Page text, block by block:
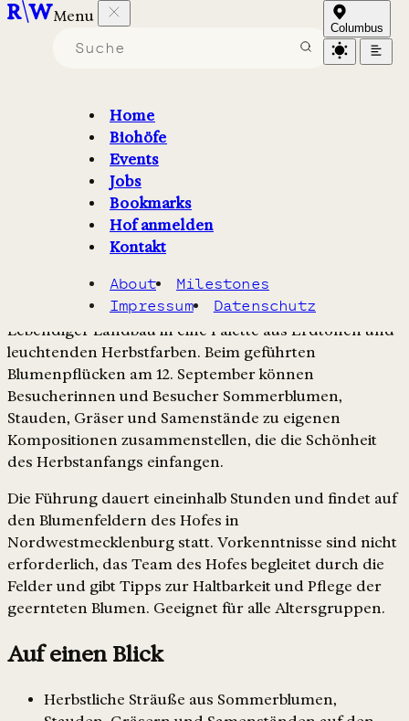
Menu
Home
Biohöfe
Events
Jobs
Bookmarks
Hof anmelden
Kontakt
About
Milestones
Impressum
Datenschutz
Columbus
Lebendiger Landbau
Herbstliche Sträuße
Sa., 12. September 2026 / 10:00 - 11:30
Google Calendar Apple Calendar
Über die Veranstaltung
Im September verwandeln sich die Felder von
Lebendiger Landbau in eine Palette aus Erdtönen und
leuchtenden Herbstfarben. Beim geführten
Blumenpflücken am 12. September können
Besucherinnen und Besucher Sommerblumen,
Stauden, Gräser und Samenstände zu eigenen
Kompositionen zusammenstellen, die die Schönheit
des Herbstanfangs einfangen.
Die Führung dauert eineinhalb Stunden und findet auf
den Blumenfeldern des Hofes in
Nordwestmecklenburg statt. Vorkenntnisse sind nicht
erforderlich, das Team des Hofes begleitet durch die
Felder und gibt Tipps zur Haltbarkeit und Pflege der
geernteten Blumen. Geeignet für alle Altersgruppen.
Auf einen Blick
Herbstliche Sträuße aus Sommerblumen,